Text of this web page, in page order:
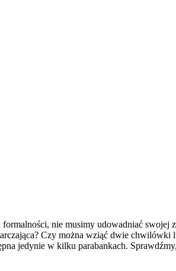
nie musimy udowadniać swojej
Czy można wziąć dwie chwilówki
jedynie w kilku parabankach.